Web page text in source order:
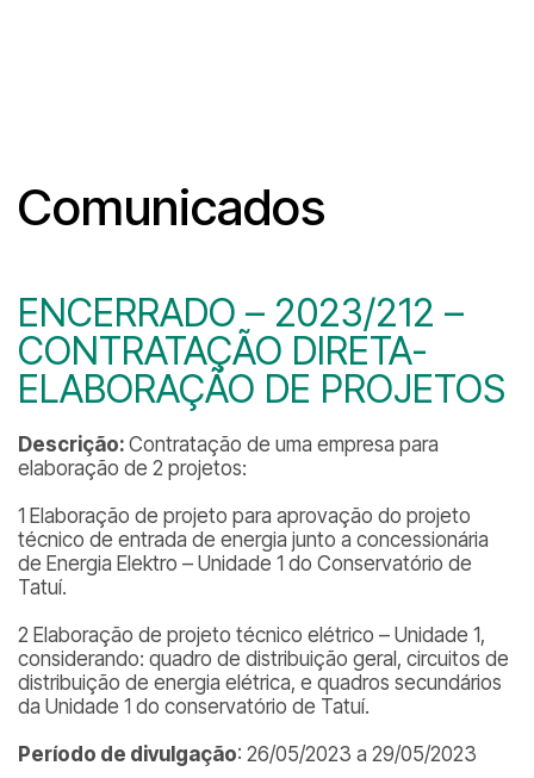
Comunicados
ENCERRADO – 2023/212 –
CONTRATAÇÃO DIRETA-
ELABORAÇÃO DE PROJETOS
Descrição: Contratação de uma empresa para
elaboração de 2 projetos:
1 Elaboração de projeto para aprovação do projeto
técnico de entrada de energia junto a concessionária
de Energia Elektro – Unidade 1 do Conservatório de
Tatuí.
2 Elaboração de projeto técnico elétrico – Unidade 1,
considerando: quadro de distribuição geral, circuitos de
distribuição de energia elétrica, e quadros secundários
da Unidade 1 do conservatório de Tatuí.
Período de divulgação: 26/05/2023 a 29/05/2023